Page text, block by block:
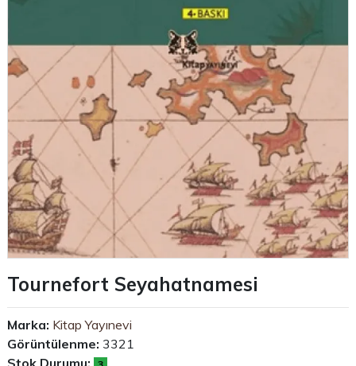
Tournefort Seyahatnamesi
Marka: Kitap Yayınevi
Görüntülenme: 3321